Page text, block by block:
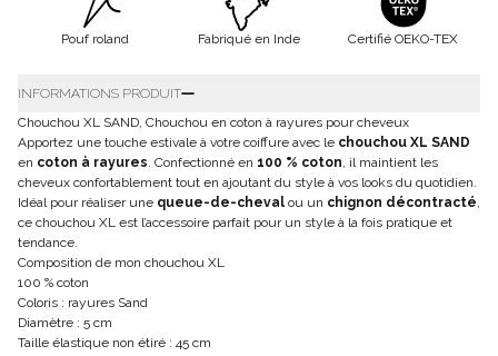
Pouf roland Fabriqué en Inde Certifié OEKO-TEX
INFORMATIONS PRODUIT
Chouchou XL SAND, Chouchou en coton à rayures pour cheveux
Apportez une touche estivale à votre coiffure avec le chouchou XL SAND
en coton à rayures. Confectionné en 100 % coton, il maintient les
cheveux confortablement tout en ajoutant du style à vos looks du quotidien.
Idéal pour réaliser une queue-de-cheval ou un chignon décontracté,
ce chouchou XL est l’accessoire parfait pour un style à la fois pratique et
tendance.
Composition de mon chouchou XL
100 % coton
Coloris : rayures Sand
Diamètre : 5 cm
Taille élastique non étiré : 45 cm